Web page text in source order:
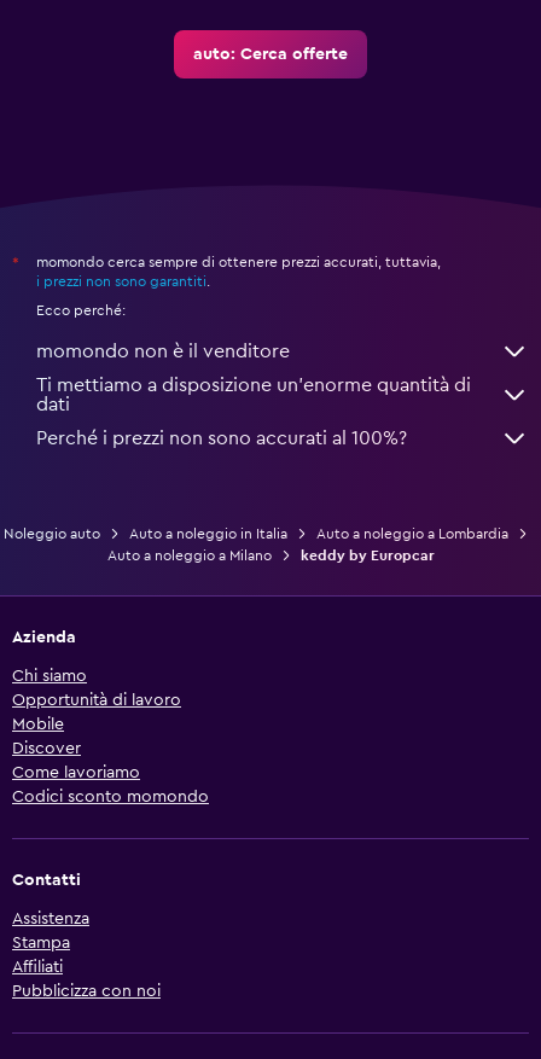
auto: Cerca offerte
*
momondo cerca sempre di ottenere prezzi accurati, tuttavia,
i prezzi non sono garantiti.
Ecco perché:
momondo non è il venditore
Ti mettiamo a disposizione un’enorme quantità di
dati
Perché i prezzi non sono accurati al 100%?
Noleggio auto Auto a noleggio in Italia
Auto a noleggio a Lombardia
Auto a noleggio a Milano
keddy by Europcar
Azienda
Chi siamo
Opportunità di lavoro
Mobile
Discover
Come lavoriamo
Codici sconto momondo
Contatti
Assistenza
Stampa
Affiliati
Pubblicizza con noi